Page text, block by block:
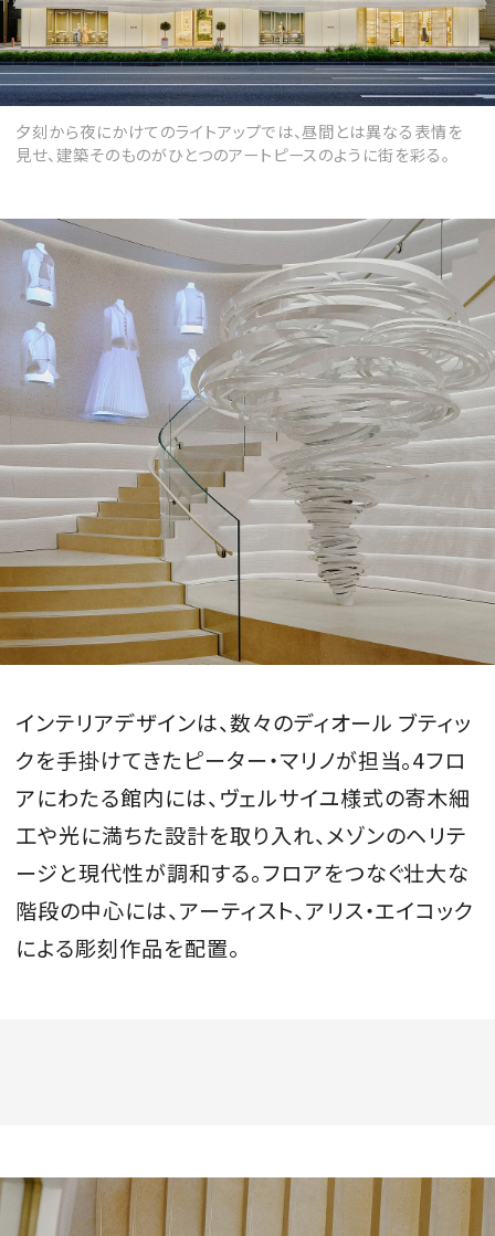
夕刻から夜にかけてのライトアップでは、昼間とは異なる表情を
見せ、建築そのものがひとつのアートピースのように街を彩る。
インテリアデザインは、数々のディオール ブティッ
クを手掛けてきたピーター・マリノが担当。4フロ
アにわたる館内には、ヴェルサイユ様式の寄木細
工や光に満ちた設計を取り入れ、メゾンのヘリテ
ージと現代性が調和する。フロアをつなぐ壮大な
階段の中心には、アーティスト、アリス・エイコック
による彫刻作品を配置。